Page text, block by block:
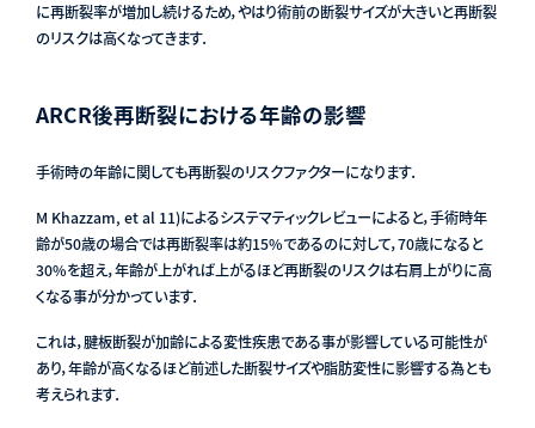
に再断裂率が増加し続けるため，やはり術前の断裂サイズが大きいと再断裂
のリスクは高くなってきます．
ARCR後再断裂における年齢の影響
手術時の年齢に関しても再断裂のリスクファクターになります．
M Khazzam, et al 11)によるシステマティックレビューによると，手術時年
齢が50歳の場合では再断裂率は約15%であるのに対して，70歳になると
30%を超え，年齢が上がれば上がるほど再断裂のリスクは右肩上がりに高
くなる事が分かっています．
これは，腱板断裂が加齢による変性疾患である事が影響している可能性が
あり，年齢が高くなるほど前述した断裂サイズや脂肪変性に影響する為とも
考えられます．